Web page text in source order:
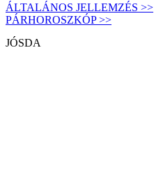
ÁLTALÁNOS JELLEMZÉS >>
PÁRHOROSZKÓP >>
JÓSDA